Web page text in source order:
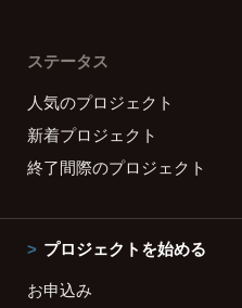
ステータス
人気のプロジェクト
新着プロジェクト
終了間際のプロジェクト
プロジェクトを始める
お申込み